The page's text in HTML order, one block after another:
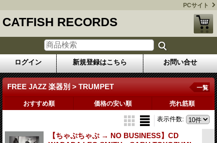
PCサイト
CATFISH RECORDS
ログイン 新規登録はこちら お問い合せ
FREE JAZZ 楽器別 > TRUMPET 一覧
おすすめ順 価格の安い順 売れ筋順
表示件数:
【ちゃぷちゃぷ → NO BUSINESS】CD